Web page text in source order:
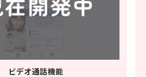
ビデオ通話機能